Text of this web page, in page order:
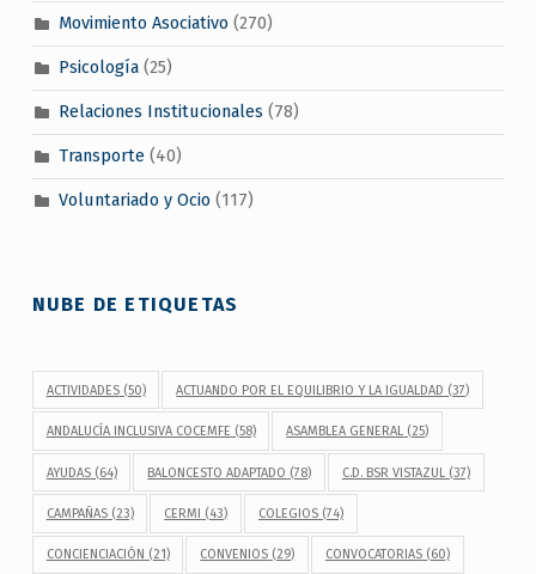
Movimiento Asociativo (270)
Psicología(25)
Relaciones Institucionales (78)
Transporte(40)
Voluntariado y Ocio (117)
NUBE DE ETIQUETAS
ACTIVIDADES(50) ACTUANDO POR EL EQUILIBRIO Y LA IGUALDAD (37)
ANDALUCÍA INCLUSIVA COCEMFE (58) ASAMBLEA GENERAL (25)
AYUDAS(64) BALONCESTO ADAPTADO (78) C.D. BSR VISTAZUL (37)
CAMPAÑAS(23) CERMI (43) COLEGIOS(74)
CONCIENCIACIÓN (21) CONVENIOS (29) CONVOCATORIAS(60)